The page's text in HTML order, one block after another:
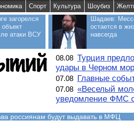
Спорт Культура Шоубиз
загорелся
объект
атаки ВСУ
Шадаев:
остается в
навсегда
08.08 Турция
удары в Черном
07.08 Главные
07.08 «Веселый
уведомление ФМС
россиянам будут выдавать в МФЦ